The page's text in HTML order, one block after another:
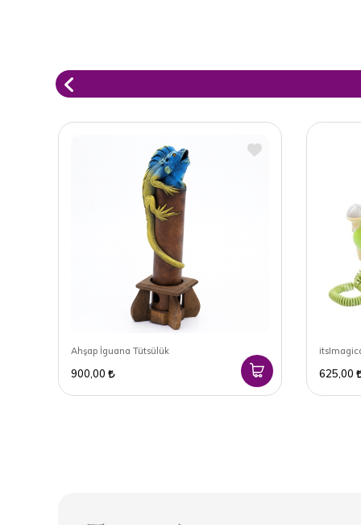
Ahşap İguana Tütsülük
900,00 625,00